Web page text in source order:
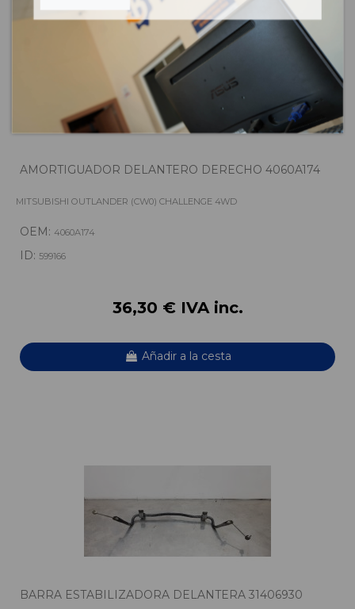
AMORTIGUADOR DELANTERO DERECHO 4060A174
MITSUBISHI OUTLANDER (CW0) CHALLENGE 4WD
OEM: 4060A174
ID: 599166
36,30 € IVA inc.
Añadir a la cesta
BARRA ESTABILIZADORA DELANTERA 31406930